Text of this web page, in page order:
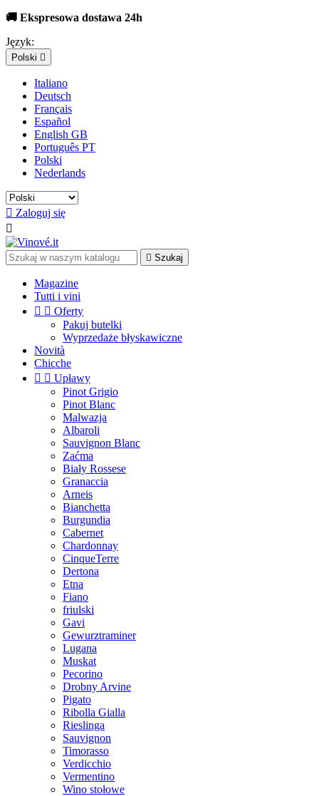
🚚 Ekspresowa dostawa 24h
Język:
Polski 
Italiano
Deutsch
Français
Español
English GB
Português PT
Polski
Nederlands
 Zaloguj się

 Szukaj
Magazine
Tutti i vini
  Oferty
Pakuj butelki
Wyprzedaże błyskawiczne
Novità
Chicche
  Upławy
Pinot Grigio
Pinot Blanc
Malwazja
Albaroli
Sauvignon Blanc
Zaćma
Biały Rossese
Granaccia
Arneis
Bianchetta
Burgundia
Cabernet
Chardonnay
CinqueTerre
Dertona
Etna
Fiano
friulski
Gavi
Gewurztraminer
Lugana
Muskat
Pecorino
Drobny Arvine
Pigato
Ribolla Gialla
Rieslinga
Sauvignon
Timorasso
Verdicchio
Vermentino
Wino stołowe